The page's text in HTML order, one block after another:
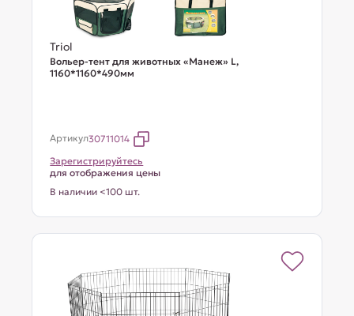
Triol
Вольер-тент для животных «Манеж» L,
1160*1160*490мм
Артикул30711014
Зарегистрируйтесь
для отображения цены
В наличии <100 шт.